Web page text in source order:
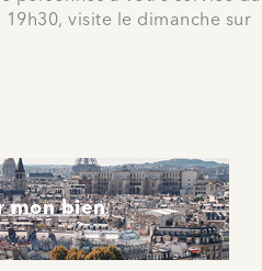
19h30, visite le dimanche sur
mon bien